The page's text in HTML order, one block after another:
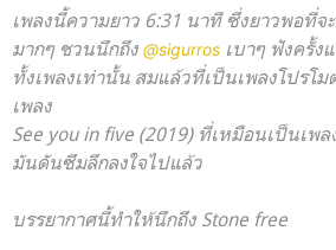
เพลงนี้ความยาว 6:31 นาที ซึ่งยาวพอที่
มากๆ ชวนนึกถึง @sigurros เบาๆ ฟังครั้ง
ทั้งเพลงเท่านั้น สมแล้วที่เป็นเพลงโปรโม
เพลง
See you in five (2019) ที่เหมือนเป็นเพ
มันดันซึมลึกลงใจไปแล้ว
บรรยากาศนี้ทำให้นึกถึง Stone free